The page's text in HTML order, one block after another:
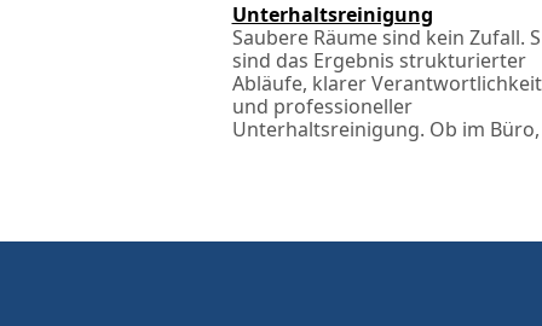
Unterhaltsreinigung
Saubere Räume sind kein Zufall.
sind das Ergebnis strukturierter
Abläufe, klarer
und professioneller
Unterhaltsreinigung. Ob im Büro,